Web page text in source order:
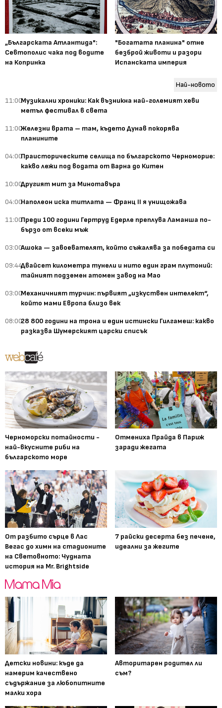
„Българската Атлантида":
Севтополис чака под водите
на Копринка
"Богатата планина" отне
безброй животи и разори
Испанската империя
Най-новото
11:00Музикални хроники: Как възникна най-големият хеви
метъл фестивал в света
11:00Железни врата – там, където Дунав покорява
планините
04:00Праисторическите селища по българското Черноморие:
какво лежи под водата от Варна до Китен
10:00Другият мит за Минотавъра
04:00Наполеон иска титлата — Франц II я унищожава
11:00Преди 100 години Гертруд Едерле преплува Ламанша по-
бързо от всеки мъж
03:00Ашока — завоевателят, който съжалява за победата си
09:44Двайсет километра тунели и нито един грам плутоний:
тайният подземен атомен завод на Мао
03:00Механичният турчин: първият „изкуствен интелект“,
който мами Европа близо век
08:0028 800 години на трона и един истински Гилгамеш: какво
разказва Шумерският царски списък
Черноморски потайности -
най-вкусните риби на
българското море
Отмениха Прайда в Париж
заради жегата
От разбито сърце в Лас
Вегас до химн на стадионите
на Световното: Чудната
история на Mr. Brightside
7 райски десерта без печене,
идеални за жегите
Детски новини: къде да
намерим качествено
съдържание за любопитните
малки хора
Авторитарен родител ли
съм?